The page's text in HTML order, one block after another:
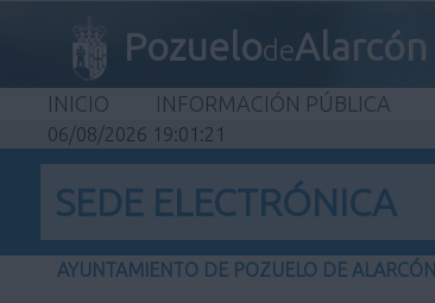
PozuelodeAlarcón
INICIO INFORMACIÓN PÚBLICA
06/08/2026 19:01:21
SEDE ELECTRÓNICA
AYUNTAMIENTO DE POZUELO DE ALARCÓN